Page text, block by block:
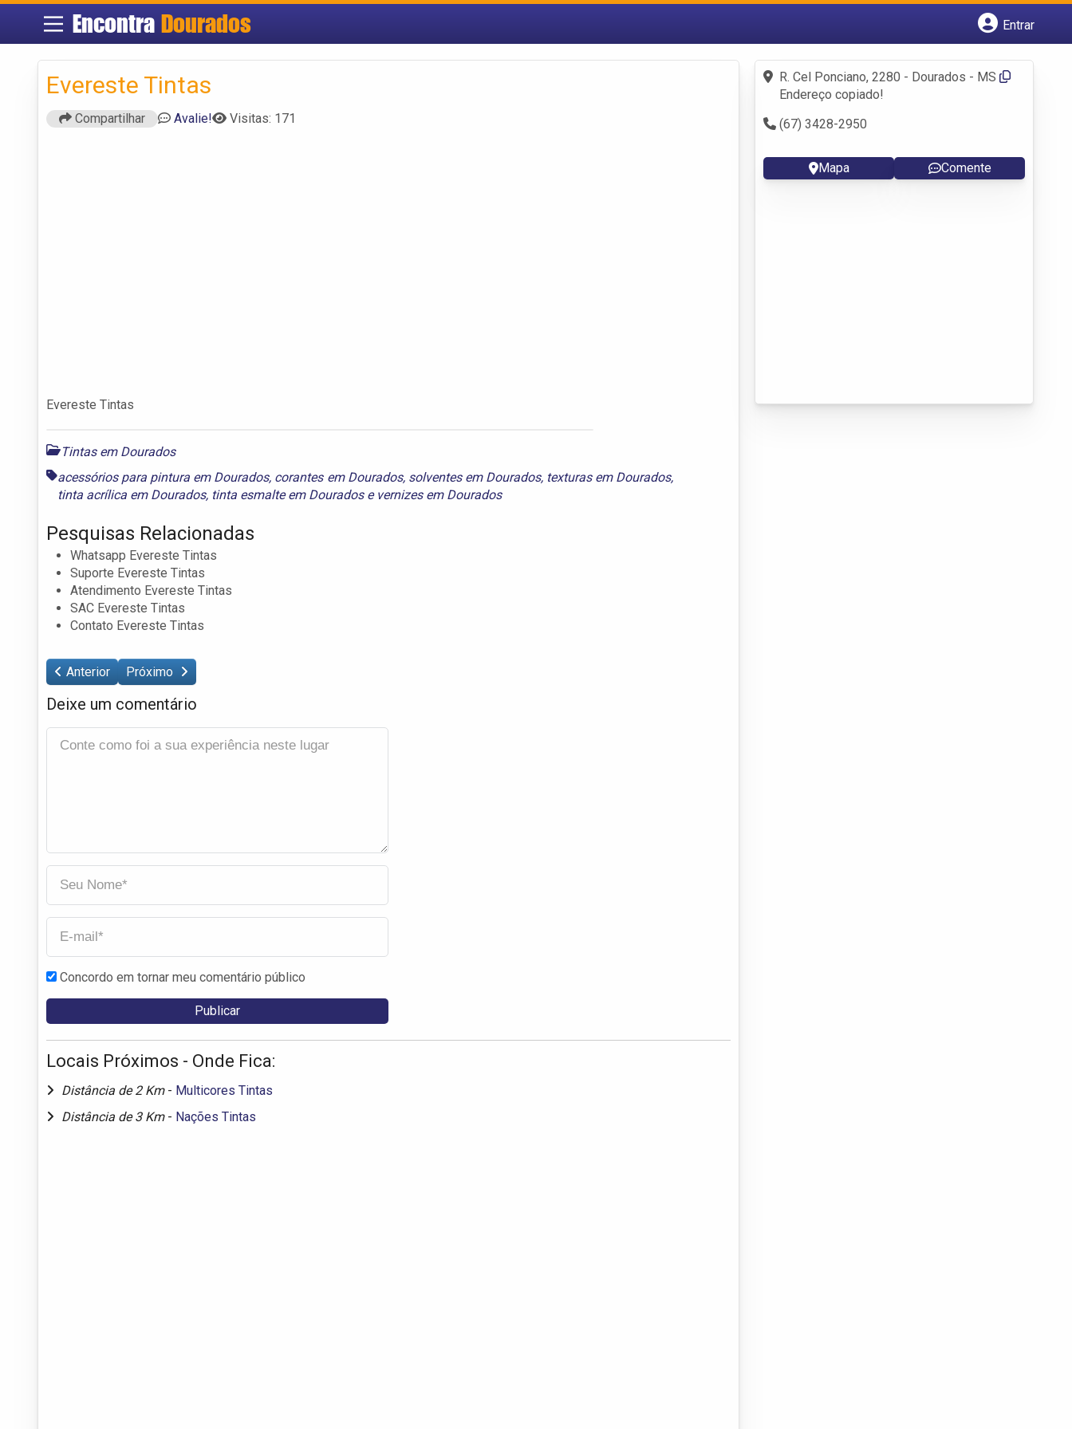
Encontra Dourados
Entrar
Fazer login
Criar conta
Evereste Tintas
Compartilhar Avalie! Visitas: 171
Evereste Tintas
Tintas em Dourados
acessórios para pintura em Dourados, corantes em Dourados, solventes em Dourados, texturas em Dourados,
tinta acrílica em Dourados, tinta esmalte em Douradose vernizes em Dourados
Pesquisas Relacionadas
Whatsapp Evereste Tintas
Suporte Evereste Tintas
Atendimento Evereste Tintas
SAC Evereste Tintas
Contato Evereste Tintas
Anterior Próximo
Deixe um comentário
Concordo em tornar meu comentário público
Locais Próximos - Onde Fica:
Distância de 2 Km - Multicores Tintas
Distância de 3 Km - Nações Tintas
R. Cel Ponciano, 2280 - Dourados - MS
Endereço copiado!
(67) 3428-2950
Mapa Comente